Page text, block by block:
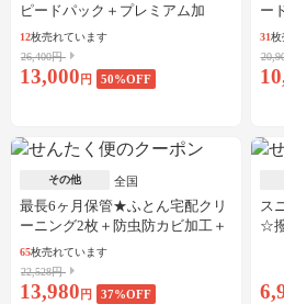
ピードパック＋プレミアム加
工）
12枚売れています
26,400円
13,000 円 50%OFF
ー
31枚
その他 全国
最長6ヶ月保管★ふとん宅配クリ
ーニング2枚＋防虫防カビ加工＋
しみ抜き
65枚売れています
22,528円
13,980 円 37%OFF
ス
☆